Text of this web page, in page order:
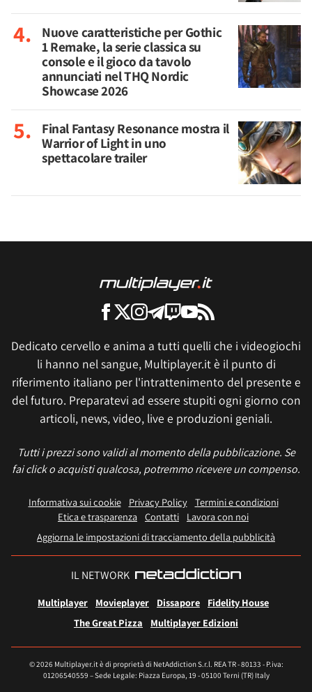
Nuove caratteristiche per Gothic
1 Remake, la serie classica su
console e il gioco da tavolo
annunciati nel THQ Nordic
Showcase 2026
Final Fantasy Resonance mostra il
Warrior of Light in uno
spettacolare trailer
Dedicato cervello e anima a tutti quelli che i videogiochi
li hanno nel sangue, Multiplayer.it è il punto di
riferimento italiano per l'intrattenimento del presente e
del futuro. Preparatevi ad essere stupiti ogni giorno con
articoli, news, video, live e produzioni geniali.
Tutti i prezzi sono validi al momento della pubblicazione. Se
fai click o acquisti qualcosa, potremmo ricevere un compenso.
Informativa sui cookie Privacy Policy
Termini e condizioni
Etica e trasparenza Contatti
Lavora con noi
Aggiorna le impostazioni di tracciamento della pubblicità
IL NETWORK
Multiplayer Movieplayer Dissapore
Fidelity House
The Great Pizza
Multiplayer Edizioni
© 2026 Multiplayer.it è di proprietà di NetAddiction S.r.l. REA TR - 80133 - P.iva:
01206540559 – Sede Legale: Piazza Europa, 19 - 05100 Terni (TR) Italy